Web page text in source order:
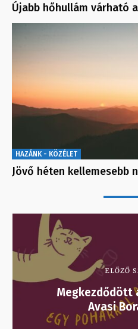
Újabb hőhullám várható
HAZÁNK - KÖZÉLET
Jövő héten kellemesebb
ELŐZŐ
Megkezdődött
Avasi